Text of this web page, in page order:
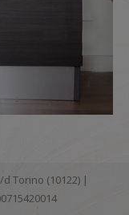
Torino (10122) |